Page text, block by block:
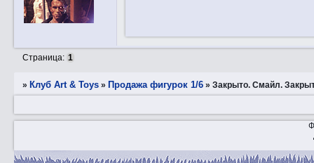
Страница: 1
» Клуб Art & Toys » Продажа фигурок 1/6 »Закрытo. Смaйл.